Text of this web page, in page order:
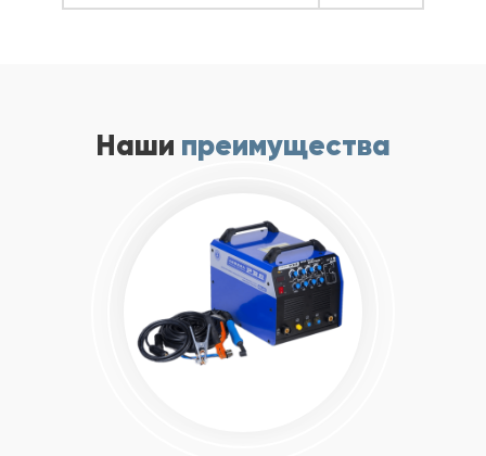
Наши преимущества